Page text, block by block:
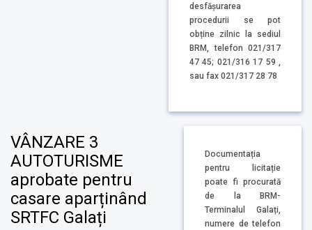
desfășurarea
procedurii se pot
obține zilnic la sediul
BRM, telefon 021/317
47 45; 021/316 17 59 ,
sau fax 021/317 28 78
VÂNZARE 3
AUTOTURISME
aprobate pentru
casare aparținând
SRTFC Galați
Documentația
pentru licitație
poate fi procurată
de la BRM-
Terminalul Galați,
numere de telefon